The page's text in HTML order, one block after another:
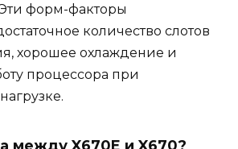
форм-факторы
количество слотов
хорошее охлаждение и
процессора при
между X670E и X670?